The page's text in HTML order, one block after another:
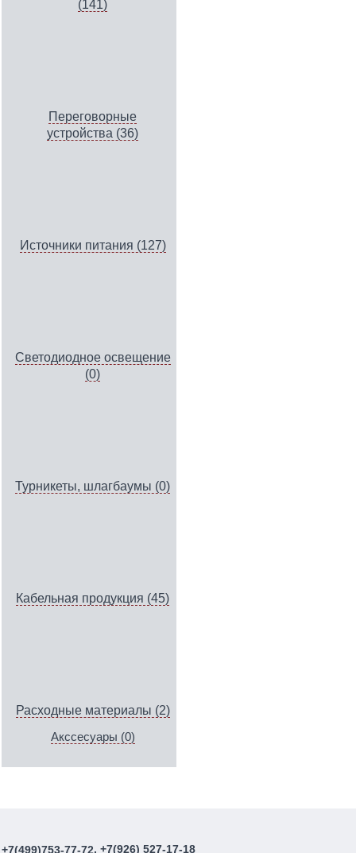
(141)
Переговорные
устройства (36)
Источники питания (127)
Светодиодное освещение
(0)
Турникеты, шлагбаумы (0)
Кабельная продукция (45)
Расходные материалы (2)
Акссесуары (0)
+7(499)753-77-72, +7(926) 527-17-18